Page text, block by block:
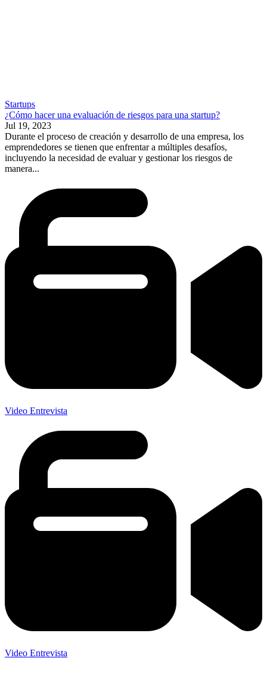
Startups
¿Cómo hacer una evaluación de riesgos para una startup?
Jul 19, 2023
Durante el proceso de creación y desarrollo de una empresa, los
emprendedores se tienen que enfrentar a múltiples desafíos,
incluyendo la necesidad de evaluar y gestionar los riesgos de
manera...
Video Entrevista
Video Entrevista